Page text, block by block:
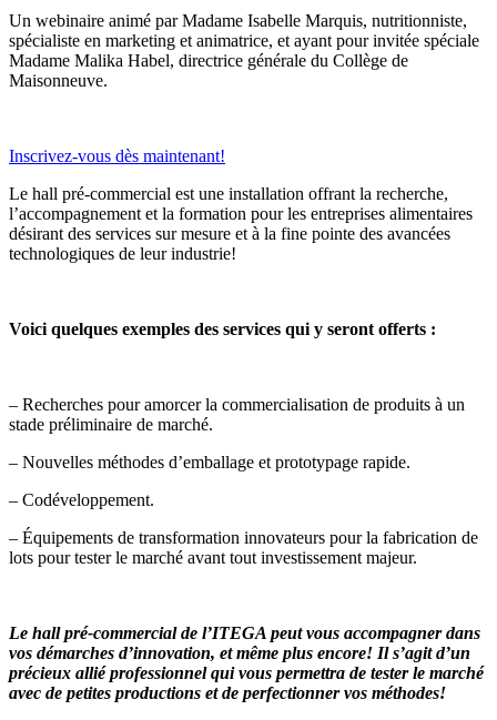
Un webinaire animé par Madame Isabelle Marquis, nutritionniste,
spécialiste en marketing et animatrice, et ayant pour invitée spéciale
Madame Malika Habel, directrice générale du Collège de
Maisonneuve.
Inscrivez-vous dès maintenant!
Le hall pré-commercial est une installation offrant la recherche,
l’accompagnement et la formation pour les entreprises alimentaires
désirant des services sur mesure et à la fine pointe des avancées
technologiques de leur industrie!
Voici quelques exemples des services qui y seront offerts :
– Recherches pour amorcer la commercialisation de produits à un
stade préliminaire de marché.
– Nouvelles méthodes d’emballage et prototypage rapide.
– Codéveloppement.
– Équipements de transformation innovateurs pour la fabrication de
lots pour tester le marché avant tout investissement majeur.
Le hall pré-commercial de l’ITEGA peut vous accompagner dans
vos démarches d’innovation, et même plus encore! Il s’agit d’un
précieux allié professionnel qui vous permettra de tester le marché
avec de petites productions et de perfectionner vos méthodes!